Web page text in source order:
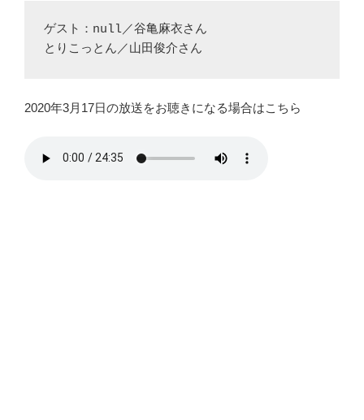
ゲスト：null／谷亀麻衣さん
とりこっとん／山田俊介さん
2020年3月17日の放送をお聴きになる場合はこちら